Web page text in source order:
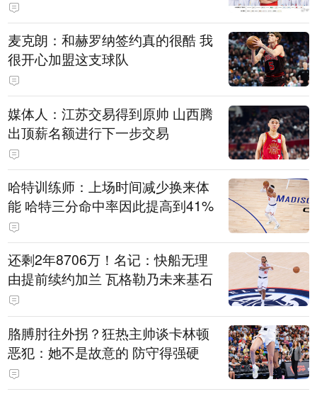
麦克朗：和赫罗纳签约真的很酷 我
很开心加盟这支球队
媒体人：江苏交易得到原帅 山西腾
出顶薪名额进行下一步交易
哈特训练师：上场时间减少换来体
能 哈特三分命中率因此提高到41%
还剩2年8706万！名记：快船无理
由提前续约加兰 瓦格勒乃未来基石
胳膊肘往外拐？狂热主帅谈卡林顿
恶犯：她不是故意的 防守得强硬